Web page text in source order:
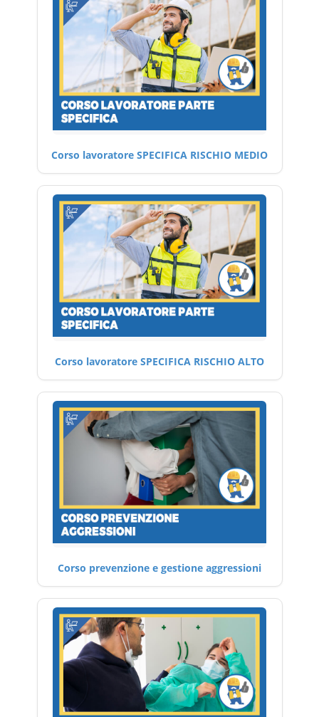
Corso lavoratore SPECIFICA RISCHIO MEDIO
Corso lavoratore SPECIFICA RISCHIO ALTO
Corso prevenzione e gestione aggressioni